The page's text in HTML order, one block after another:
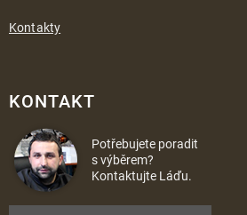
Kontakty
KONTAKT
Potřebujete poradit
s výběrem?
Kontaktujte Láďu.